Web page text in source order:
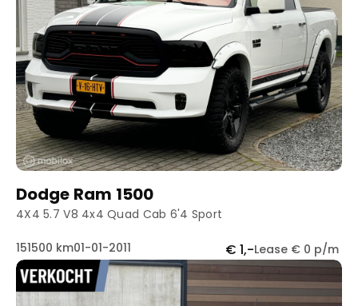
Dodge Ram 1500
4X4 5.7 V8 4x4 Quad Cab 6'4 Sport
151500 km01-01-2011 € 1,-Lease € 0 p/m